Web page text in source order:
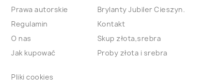
Prawa autorskie
Regulamin
O nas
Jak kupować
Brylanty Jubiler Cieszyn.
Kontakt
Skup złota,srebra
Proby złota i srebra
Pliki cookies